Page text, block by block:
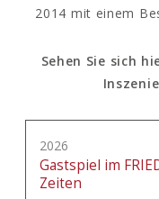
2014 mit einem
Sehen Sie sich
2026
Gastspiel im
Zeiten